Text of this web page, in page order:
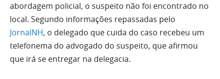
abordagem policial, o suspeito não foi encontrado no
local. Segundo informações repassadas pelo
JornalNH, o delegado que cuida do caso recebeu um
telefonema do advogado do suspeito, que afirmou
que irá se entregar na delegacia.